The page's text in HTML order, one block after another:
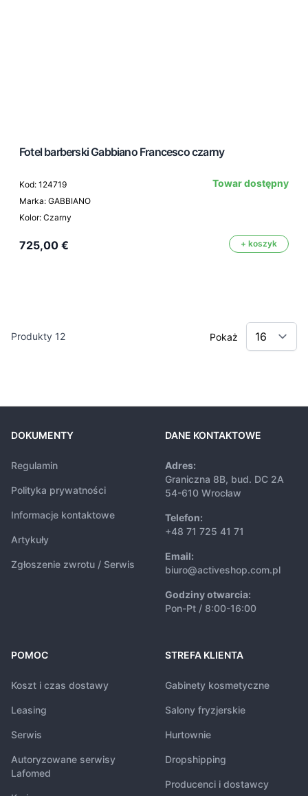
Fotel barberski Gabbiano Francesco czarny
Kod: 124719
Marka: GABBIANO
Kolor: Czarny
Towar dostępny
725,00 € + koszyk
Produkty 12 Pokaż
DOKUMENTY
Regulamin
Polityka prywatności
Informacje kontaktowe
Artykuły
Zgłoszenie zwrotu / Serwis
DANE KONTAKTOWE
Adres:
Graniczna 8B, bud. DC 2A
54-610 Wrocław
Telefon:
+48 71 725 41 71
Email:
biuro@activeshop.com.pl
Godziny otwarcia:
Pon-Pt / 8:00-16:00
POMOC
Koszt i czas dostawy
Leasing
Serwis
Autoryzowane serwisy
Lafomed
STREFA KLIENTA
Gabinety kosmetyczne
Salony fryzjerskie
Hurtownie
Dropshipping
Producenci i dostawcy